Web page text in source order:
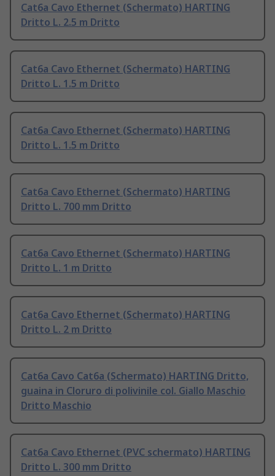
Cat6a Cavo Ethernet (Schermato) HARTING
Dritto L. 2.5 m Dritto
Cat6a Cavo Ethernet (Schermato) HARTING
Dritto L. 1.5 m Dritto
Cat6a Cavo Ethernet (Schermato) HARTING
Dritto L. 1.5 m Dritto
Cat6a Cavo Ethernet (Schermato) HARTING
Dritto L. 700 mm Dritto
Cat6a Cavo Ethernet (Schermato) HARTING
Dritto L. 1 m Dritto
Cat6a Cavo Ethernet (Schermato) HARTING
Dritto L. 2 m Dritto
Cat6a Cavo Cat6a (Schermato) HARTING Dritto,
guaina in Cloruro di polivinile col. Giallo Maschio
Dritto Maschio
Cat6a Cavo Ethernet (PVC schermato) HARTING
Dritto L. 300 mm Dritto